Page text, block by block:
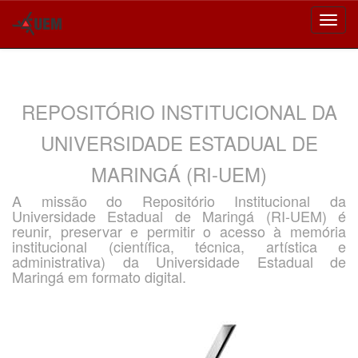
REPOSITÓRIO INSTITUCIONAL DA
UNIVERSIDADE ESTADUAL DE
MARINGÁ (RI-UEM)
A missão do Repositório Institucional da
Universidade Estadual de Maringá (RI-UEM) é
reunir, preservar e permitir o acesso à memória
institucional (científica, técnica, artística e
administrativa) da Universidade Estadual de
Maringá em formato digital.